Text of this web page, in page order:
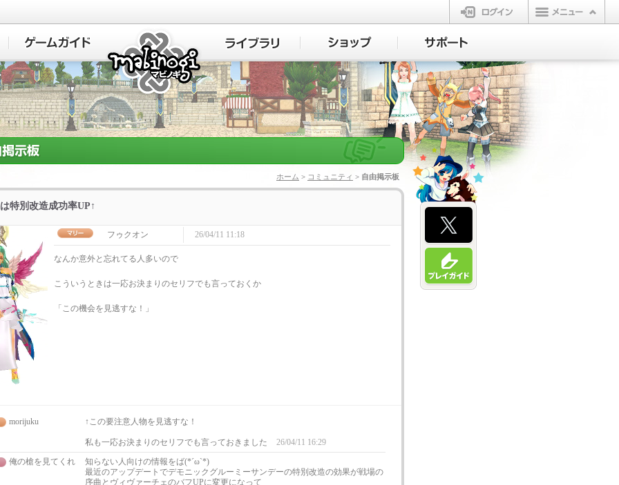
ログイン
マビノギ
ホーム > コミュニティ > 自由掲示板
特別改造成功率UP↑
フゥクオン 26/04/11 11:18
なんか意外と忘れてる人多いので
こういうときは一応お決まりのセリフでも言っておくか
「この機会を見逃すな！」
morijuku ↑この要注意人物を見逃すな！
私も一応お決まりのセリフでも言っておきました
26/04/11 16:29
俺の槍を見てくれ
知らない人向けの情報をば(*´ω`*)
最近のアップデートでデモニックグルーミーサンデーの特別改造の効果が戦場の
序曲とヴィヴァーチェのバフUPに変更になって